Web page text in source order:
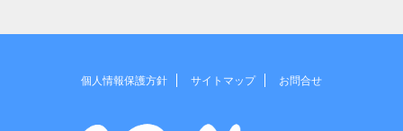
個人情報保護方針 サイトマップ お問合せ